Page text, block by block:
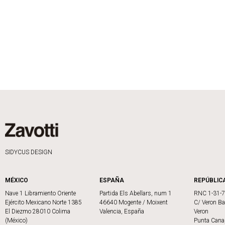
SIDYCUS DESIGN
MÉXICO
Nave 1 Libramiento Oriente
Ejército Mexicano Norte 1385
El Diezmo 28010 Colima
(México)
ESPAÑA
Partida Els Abellars, num 1
46640 Mogente / Moixent
Valencia, España
RNC 1-31-
C/ Veron
Veron
Punta